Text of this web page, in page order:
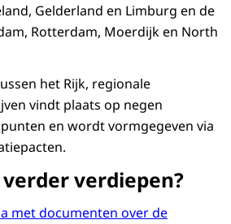
Gelderland en Limburg en de
Rotterdam, Moerdijk en North
het Rijk, regionale
vindt plaats op negen
en wordt vormgegeven via
verdiepen?
met documenten over de